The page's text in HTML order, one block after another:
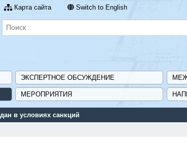
Карта сайта Switch to English
ЭКСПЕРТНОЕ ОБСУЖДЕНИЕ
МЕРОПРИЯТИЯ
Сервис поиска и подбора субсидий и мер